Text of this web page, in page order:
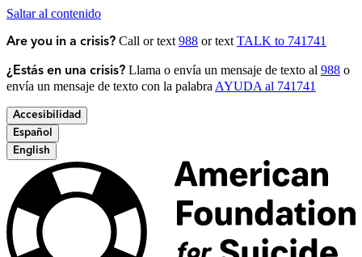
Saltar al contenido
Are you in a crisis? Call or text 988 or text TALK to 741741
¿Estás en una crisis? Llama o envía un mensaje de texto al 988 o
envía un mensaje de texto con la palabra AYUDA al 741741
Accesibilidad
Español
English